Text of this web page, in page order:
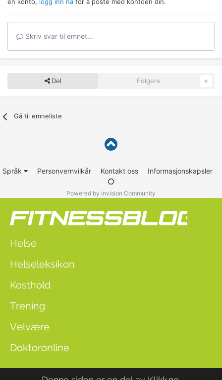
en konto, logg inn nå for å poste med kontoen din.
Skriv svar til emnet...
Del Følgere 0
Gå til emneliste
Språk Personvernvilkår Kontakt oss Informasjonskapsler
Powered by Invision Community
Helse
Helseleksikon
Kosthold
Trening
Velvære
Doktoronline